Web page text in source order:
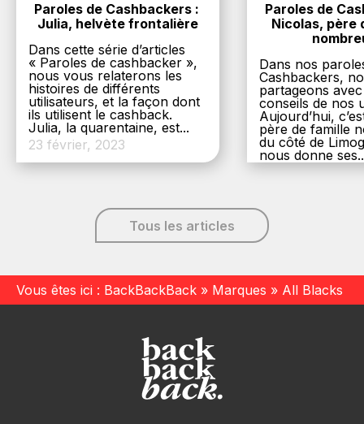
Paroles de Cashbackers :
Julia, helvète frontalière
Dans cette série d’articles
« Paroles de cashbacker »,
nous vous relaterons les
histoires de différents
utilisateurs, et la façon dont
ils utilisent le cashback.
Julia, la quarentaine, est...
23 février, 2023
Paroles de
Nicolas, père
Dans nos
Cashbackers,
partageons
conseils de nos
Aujourd’hui,
père de famille
du côté de
nous donne
Tous les articles
Vous êtes ici : BackBackBack » Marques » All Blacks